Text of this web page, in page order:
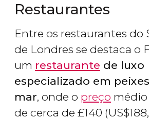
Restaurantes
Entre os restaurantes do
de Londres se destaca o
um restaurante de luxo
especializado em
mar, onde o preço médio
de cerca de £140 (US$